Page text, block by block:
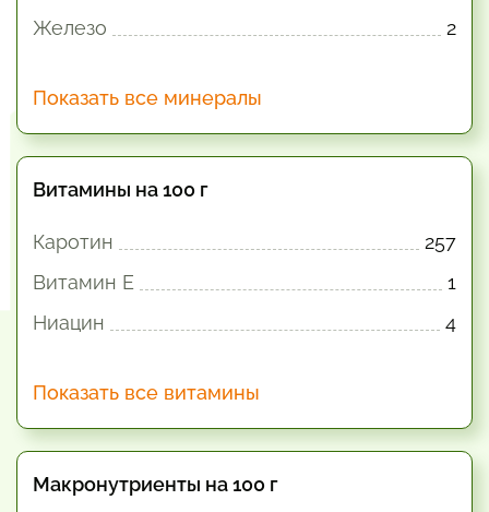
Железо
2
Показать все минералы
Витамины на 100 г
Каротин
257
Витамин E
1
Ниацин
4
Показать все витамины
Макронутриенты на 100 г